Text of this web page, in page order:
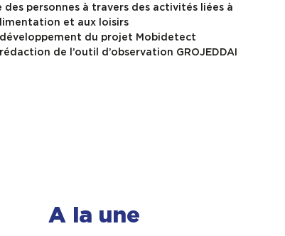
des personnes à travers des activités liées à
et aux loisirs
développement du projet Mobidetect
rédaction de l’outil d’observation GROJEDDAI
A la une